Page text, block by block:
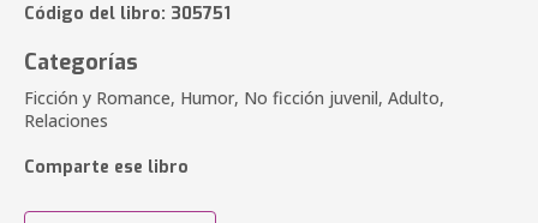
Código del libro: 305751
Categorías
Ficción y Romance, Humor, No ficción juvenil, Adulto,
Relaciones
Comparte ese libro